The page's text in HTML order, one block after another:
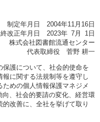
制定年月日 2004年11月16日
改正年月日 2023年 7月 1日
株式会社図書館流通センター
代表取締役 菅野 耕一
護について、社会的使命を
に関する法規制等を遵守し
めの個人情報保護マネジメ
、社会的要請の変化、経営環
改善に、全社を挙げて取り